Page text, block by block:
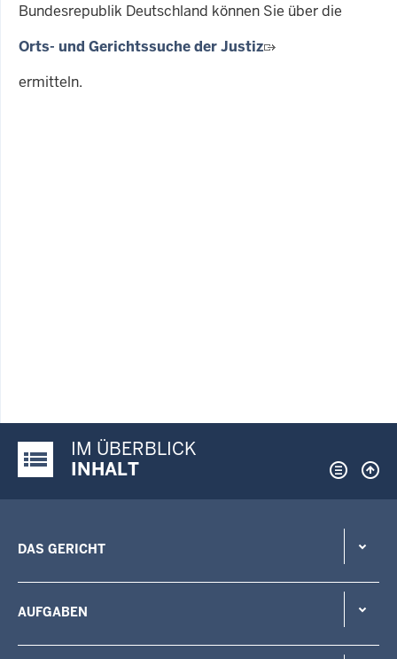
Bundesrepublik Deutschland können Sie über die
Orts- und Gerichtssuche der Justiz
ermitteln.
Justiz-Portal im Überblick:
IM ÜBERBLICK
INHALT
DAS GERICHT
AUFGABEN